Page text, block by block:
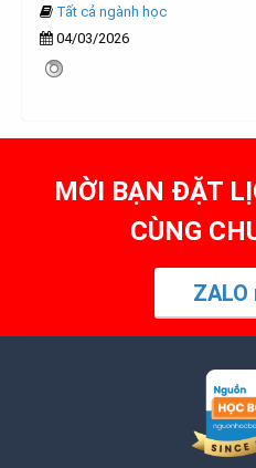
Tất cả ngành học
04/03/2026
MỜI BẠN ĐẶT
CÙNG
ZALO